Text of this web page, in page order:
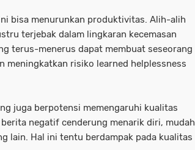
bisa menurunkan produktivitas. Alih-alih
terjebak dalam lingkaran kecemasan
terus-menerus dapat membuat seseorang
meningkatkan risiko learned helplessness
juga berpotensi memengaruhi kualitas
negatif cenderung menarik diri, mudah
lain. Hal ini tentu berdampak pada kualitas